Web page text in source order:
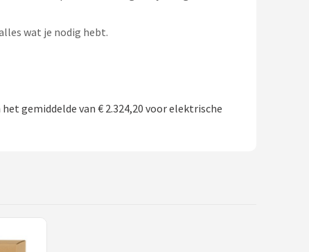
wat je nodig hebt.
gemiddelde van € 2.324,20 voor elektrische